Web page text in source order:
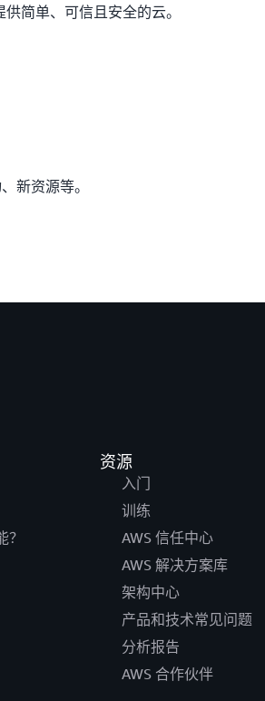
简单、可信且安全的云。
新资源等。
资源
入门
训练
AWS 信任中心
AWS 解决方案库
架构中心
产品和技术常见问题
分析报告
AWS 合作伙伴